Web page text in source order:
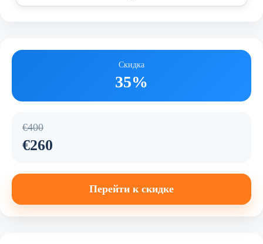
Скидка
35%
€400
€260
Перейти к скидке